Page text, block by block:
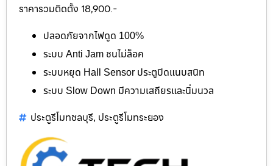
ราคารวมติดตั้ง 18,900.-
ปลอดภัยจากไฟดูด 100%
ระบบ Anti Jam ชนไม่ล็อค
ระบบหยุด Hall Sensor ประตูปิดแนบสนิท
ระบบ Slow Down มีความเสถียรและนิ่มนวล
ประตูรีโมทชลบุรี, ประตูรีโมทระยอง